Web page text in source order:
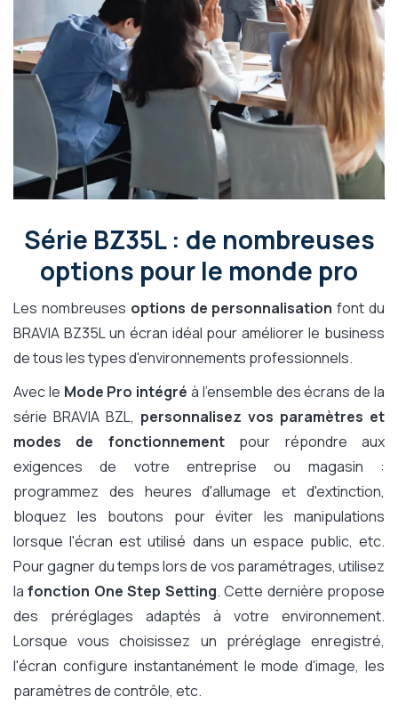
Série BZ35L : de nombreuses
options pour le monde pro
Les nombreuses options de personnalisation font du
BRAVIA BZ35L un écran idéal pour améliorer le business
de tous les types d'environnements professionnels.
Avec le Mode Pro intégré à l'ensemble des écrans de la
série BRAVIA BZL, personnalisez vos paramètres et
modes de fonctionnement pour répondre aux
exigences de votre entreprise ou magasin :
programmez des heures d'allumage et d'extinction,
bloquez les boutons pour éviter les manipulations
lorsque l'écran est utilisé dans un espace public, etc.
Pour gagner du temps lors de vos paramétrages, utilisez
lafonction One Step Setting. Cette dernière propose
des préréglages adaptés à votre environnement.
Lorsque vous choisissez un préréglage enregistré,
l'écran configure instantanément le mode d'image, les
paramètres de contrôle, etc.